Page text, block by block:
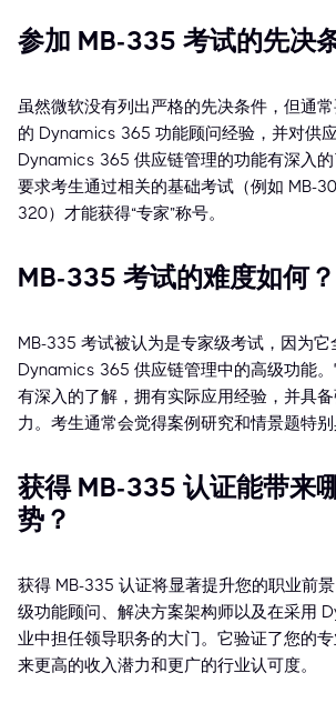
参加 MB-335 考试的先决
虽然微软没有列出严格的先决条件，但通
的 Dynamics 365 功能顾问经验，并对供
Dynamics 365 供应链管理的功能有深入
要求考生通过相关的基础考试（例如 MB-
320）才能获得“专家”称号。
MB-335 考试的难度如何？
MB-335 考试被认为是专家级考试，因为它
Dynamics 365 供应链管理中的高级功能
有深入的了解，拥有实际应用经验，并具
力。考生通常会觉得案例研究和情景题特别
获得 MB-335 认证能带来
势？
获得 MB-335 认证将显著提升您的职业前
级功能顾问、解决方案架构师以及在采用
业中担任领导职务的大门。它验证了您的
来更高的收入潜力和更广的行业认可度。